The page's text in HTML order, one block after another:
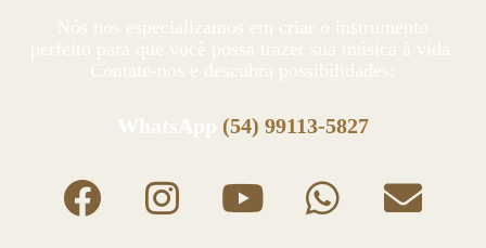
Nós nos especializamos em criar o instrumento
perfeito para que você possa trazer sua música à vida.
Contate-nos e descubra possibilidades:
WhatsApp (54) 99113-5827